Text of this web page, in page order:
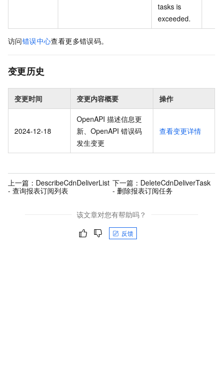
tasks is
exceeded.
访问错误中心查看更多错误码。
变更历史
变更时间 变更内容概要 操作
2024-12-18
OpenAPI 描述信息更
新、OpenAPI 错误码
发生变更
查看变更详情
上一篇： DescribeCdnDeliverList
- 查询报表订阅列表
下一篇： DeleteCdnDeliverTask
- 删除报表订阅任务
该文章对您有帮助吗？
反馈